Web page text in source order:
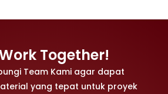
Together!
Team Kami agar dapat
yang tepat untuk proyek